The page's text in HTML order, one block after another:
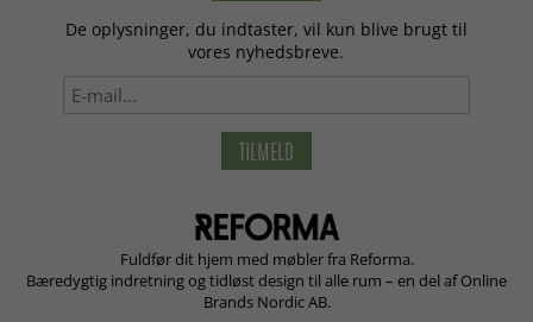
De oplysninger, du indtaster, vil kun blive brugt til
vores nyhedsbreve.
TILMELD
Fuldfør dit hjem med møbler fra Reforma.
Bæredygtig indretning og tidløst design til alle rum – en del af Online
Brands Nordic AB.